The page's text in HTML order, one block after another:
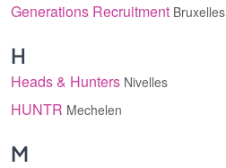
Generations Recruitment Bruxelles
H
Heads & Hunters Nivelles
HUNTR Mechelen
M